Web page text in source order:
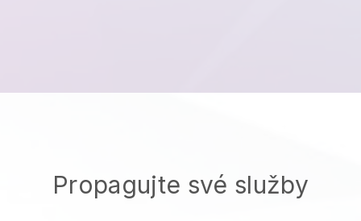
Propagujte své služby